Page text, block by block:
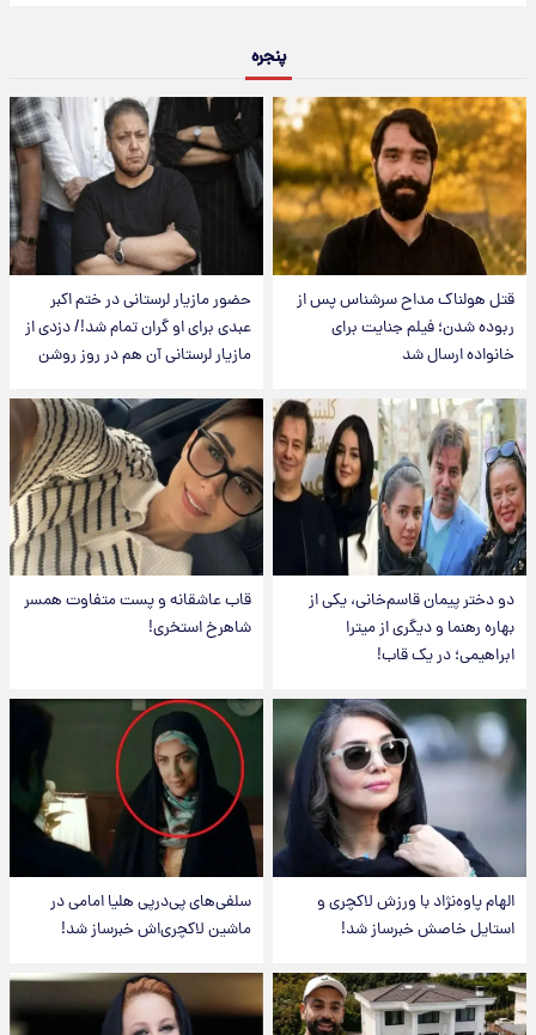
پنجره
قتل هولناک مداح سرشناس پس از
ربوده شدن؛ فیلم جنایت برای
خانواده ارسال شد
حضور مازیار لرستانی در ختم اکبر
عبدی برای او گران تمام شد!/ دزدی از
مازیار لرستانی آن هم در روز روشن
دو دختر پیمان قاسم‌خانی، یکی از
بهاره رهنما و دیگری از میترا
ابراهیمی؛ در یک قاب!
قاب عاشقانه و پست متفاوت همسر
شاهرخ استخری!
الهام پاوه‌نژاد با ورزش لاکچری و
استایل خاصش خبرساز شد!
سلفی‌های پی‌درپی هلیا امامی در
ماشین لاکچری‌اش خبرساز شد!